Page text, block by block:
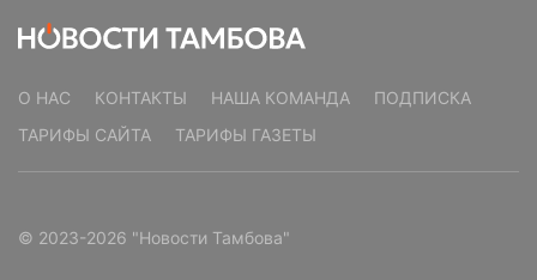
О НАС КОНТАКТЫ НАША КОМАНДА
ПОДПИСКА
ТАРИФЫ САЙТА
ТАРИФЫ ГАЗЕТЫ
© 2023-2026 "Новости Тамбова"